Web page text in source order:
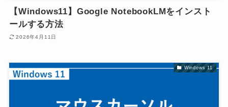
【Windows11】Google NotebookLMをインスト
ールする方法
2026年4月11日
Windows 11